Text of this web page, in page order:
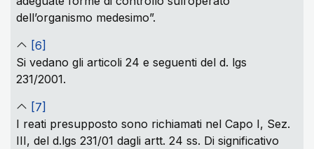
dell’organismo medesimo”.
[6]
Si vedano gli articoli 24 e seguenti del d. lgs
231/2001.
[7]
I reati presupposto sono richiamati nel Capo I, Sez.
III, del d.lgs 231/01 dagli artt. 24 ss. Di significativo